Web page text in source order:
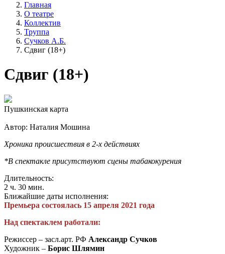
Главная
О театре
Коллектив
Труппа
Сучков А.Б.
Сдвиг (18+)
Сдвиг (18+)
Пушкинская карта
Автор: Наталия Мошина
Хроника происшествия в 2-х действиях
*В спектакле присутствуют сцены табакокурения
Длительность:
2 ч. 30 мин.
Ближайшие даты исполнения:
Премьера состоялась 15 апреля 2021 года
Над спектаклем работали:
Режиссер – засл.арт. РФ Александр Сучков
Художник – Борис Шлямин